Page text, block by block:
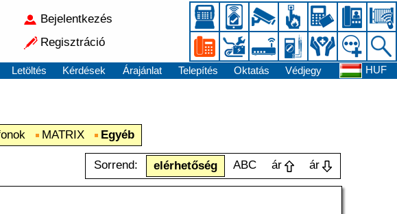
Bejelentkezés
Regisztráció
Letöltés Kérdések Árajánlat Telepítés Oktatás Védjegy HUF
MATRIX Egyéb
Sorrend: elérhetőség ABC ár ár